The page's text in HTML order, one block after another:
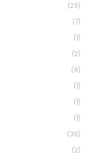
(26)
(7)
(1)
(2)
(6)
(1)
(1)
(1)
(36)
(2)